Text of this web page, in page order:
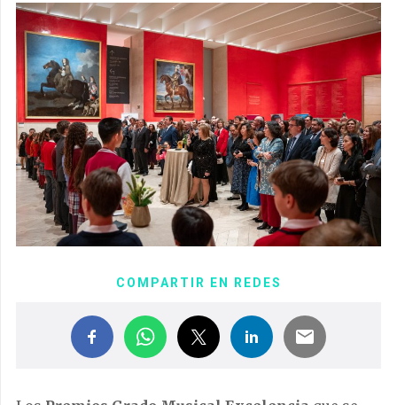
COMPARTIR EN REDES